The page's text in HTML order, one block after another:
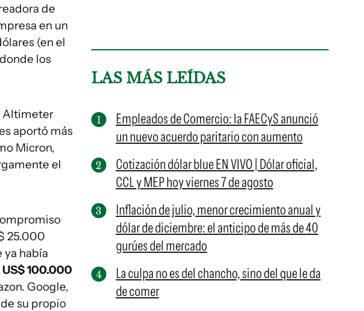
de
en un
(en el
los
Altimeter
aportó más
Micron,
el
25.000
ya había
US$ 100.000
Google,
su propio
LAS MÁS LEÍDAS
Empleados de Comercio: la FAECyS anunció
un nuevo acuerdo paritario con aumento
Cotización dólar blue EN VIVO | Dólar oficial,
CCL y MEP hoy viernes 7 de agosto
Inflación de julio, menor crecimiento anual y
dólar de diciembre: el anticipo de más de 40
gurúes del mercado
La culpa no es del chancho, sino del que le da
de comer